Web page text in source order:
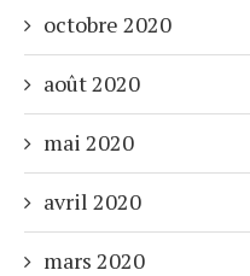
octobre 2020
août 2020
mai 2020
avril 2020
mars 2020